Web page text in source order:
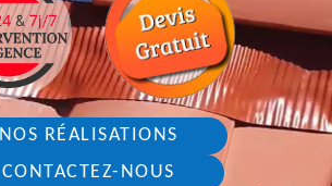
NOS RÉALISATIONS
CONTACTEZ-NOUS